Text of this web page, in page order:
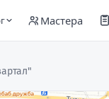
Мастера